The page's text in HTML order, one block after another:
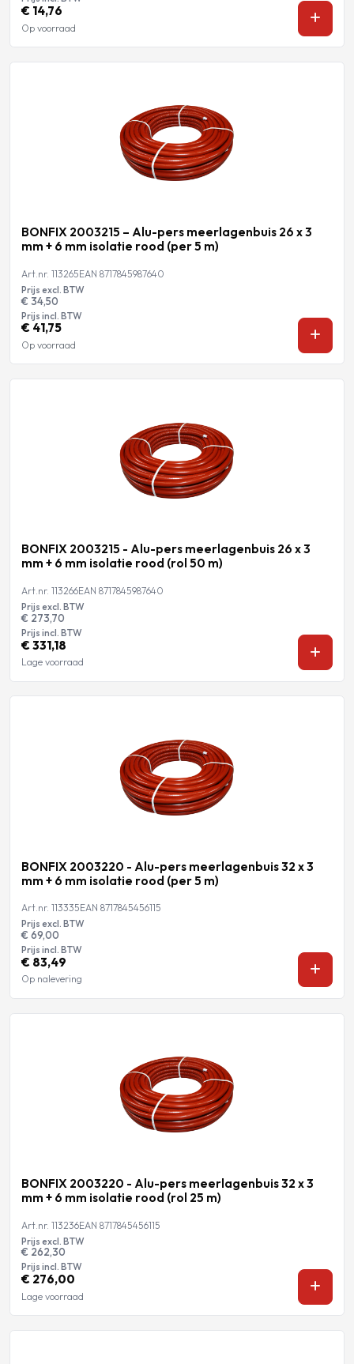
€ 14,76
Op voorraad
BONFIX 2003215 – Alu-pers meerlagenbuis 26 x 3
mm + 6 mm isolatie rood (per 5 m)
Art.nr. 113265EAN 8717845987640
Prijs excl. BTW
€ 34,50
Prijs incl. BTW
€ 41,75
Op voorraad
BONFIX 2003215 - Alu-pers meerlagenbuis 26 x 3
mm + 6 mm isolatie rood (rol 50 m)
Art.nr. 113266EAN 8717845987640
Prijs excl. BTW
€ 273,70
Prijs incl. BTW
€ 331,18
Lage voorraad
BONFIX 2003220 - Alu-pers meerlagenbuis 32 x 3
mm + 6 mm isolatie rood (per 5 m)
Art.nr. 113335EAN 8717845456115
Prijs excl. BTW
€ 69,00
Prijs incl. BTW
€ 83,49
Op nalevering
BONFIX 2003220 - Alu-pers meerlagenbuis 32 x 3
mm + 6 mm isolatie rood (rol 25 m)
Art.nr. 113236EAN 8717845456115
Prijs excl. BTW
€ 262,30
Prijs incl. BTW
€ 276,00
Lage voorraad